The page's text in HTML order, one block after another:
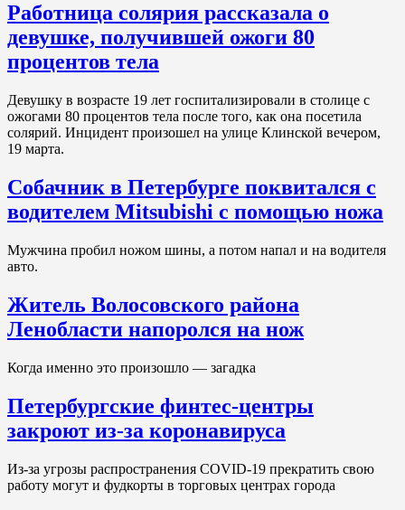
Работница солярия рассказала о
девушке, получившей ожоги 80
процентов тела
Девушку в возрасте 19 лет госпитализировали в столице с
ожогами 80 процентов тела после того, как она посетила
солярий. Инцидент произошел на улице Клинской вечером,
19 марта.
Собачник в Петербурге поквитался с
водителем Mitsubishi с помощью ножа
Мужчина пробил ножом шины, а потом напал и на водителя
авто.
Житель Волосовского района
Ленобласти напоролся на нож
Когда именно это произошло — загадка
Петербургские финтес-центры
закроют из-за коронавируса
Из-за угрозы распространения COVID-19 прекратить свою
работу могут и фудкорты в торговых центрах города